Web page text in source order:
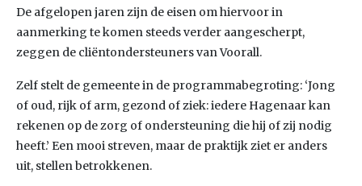
De afgelopen jaren zijn de eisen om hiervoor in
aanmerking te komen steeds verder aangescherpt,
zeggen de cliëntondersteuners van Voorall.
Zelf stelt de gemeente in de programmabegroting: ‘Jong
of oud, rijk of arm, gezond of ziek: iedere Hagenaar kan
rekenen op de zorg of ondersteuning die hij of zij nodig
heeft.’ Een mooi streven, maar de praktijk ziet er anders
uit, stellen betrokkenen.